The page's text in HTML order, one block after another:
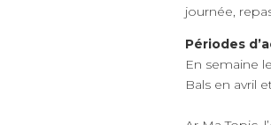
journée,
Périodes
En semaine
Bals en avril